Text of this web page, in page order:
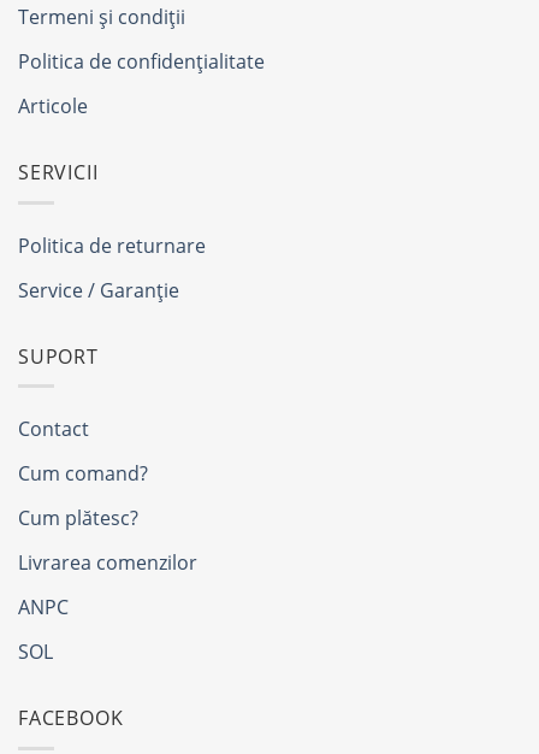
Termeni și condiții
Politica de confidențialitate
Articole
SERVICII
Politica de returnare
Service / Garanție
SUPORT
Contact
Cum comand?
Cum plătesc?
Livrarea comenzilor
ANPC
SOL
FACEBOOK